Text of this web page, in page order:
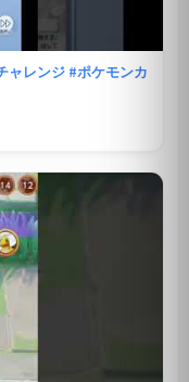
ャレンジ #ポケモンカ